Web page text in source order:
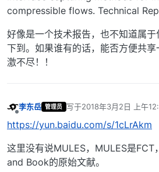
compressible flows. Technical
好像是一个技术报告，也不知道属
下到。如果谁有的话，能否方便共
激不尽！！
李东岳 管理员 写于2018年3月2日 上午
最后由 编辑
https://yun.baidu.com/s/1cLrAkm
这里没有说MULES，MULES是
and Book的原始文献。